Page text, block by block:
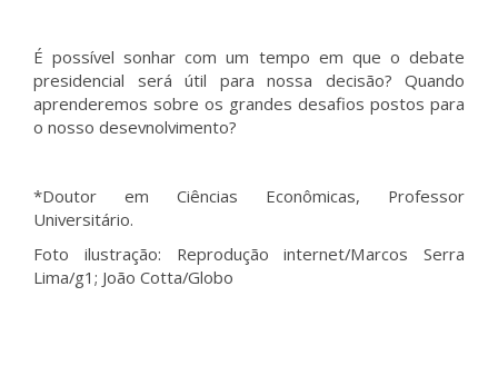
É possível sonhar com um tempo em que o debate
presidencial será útil para nossa decisão? Quando
aprenderemos sobre os grandes desafios postos para
o nosso desevnolvimento?
*Doutor em Ciências Econômicas, Professor
Universitário.
Foto ilustração: Reprodução internet/Marcos Serra
Lima/g1; João Cotta/Globo